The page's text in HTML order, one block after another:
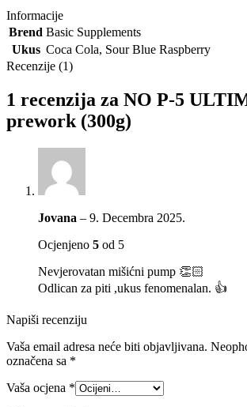
Informacije
Brend Basic Supplements
Ukus Coca Cola, Sour Blue Raspberry
Recenzije (1)
1 recenzija za NO P-5
prework (300g)
Jovana – 9. Decembra 2025.
Ocjenjeno 5 od 5
Nevjerovatan mišićni pump 👏🏻
Odlican za piti ,ukus fenomenalan. 👍
Napiši recenziju
Vaša email adresa neće biti objavljivana.
označena sa *
Vaša ocjena *